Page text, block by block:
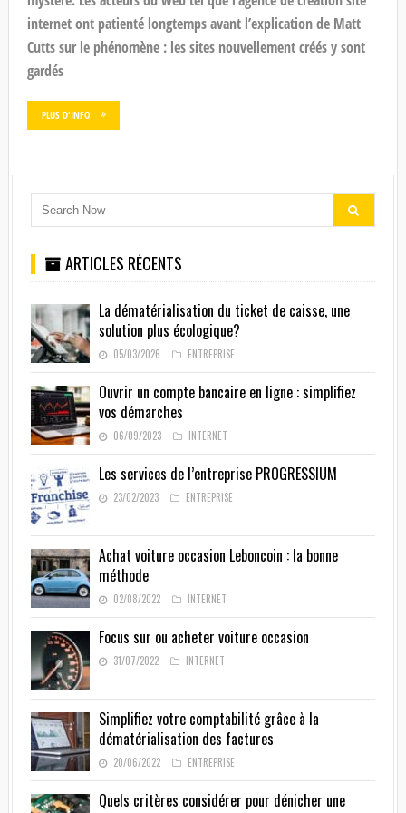
internet ont patienté longtemps avant l’explication de Matt
Cutts sur le phénomène : les sites nouvellement créés y sont
gardés
PLUS D'INFO
ARTICLES RÉCENTS
La dématérialisation du ticket de caisse, une
solution plus écologique?
05/03/2026 ENTREPRISE
Ouvrir un compte bancaire en ligne : simplifiez
vos démarches
06/09/2023 INTERNET
Les services de l’entreprise PROGRESSIUM
23/02/2023 ENTREPRISE
Achat voiture occasion Leboncoin : la bonne
méthode
02/08/2022 INTERNET
Focus sur ou acheter voiture occasion
31/07/2022 INTERNET
Simplifiez votre comptabilité grâce à la
dématérialisation des factures
20/06/2022 ENTREPRISE
Quels critères considérer pour dénicher une